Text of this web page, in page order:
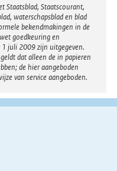
Staatsblad, Staatscourant,
waterschapsblad en blad
bekendmakingen in de
goedkeuring en
1 juli 2009 zijn uitgegeven.
dat alleen de in papieren
de hier aangeboden
van service aangeboden.